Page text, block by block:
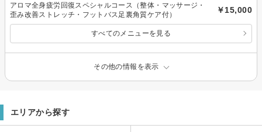
アロマ全身疲労回復スペシャルコース（整体・マッサージ・
歪み改善ストレッチ・フットバス足裏角質ケア付）
￥15,000
すべてのメニューを見る
その他の情報を表示
エリアから探す